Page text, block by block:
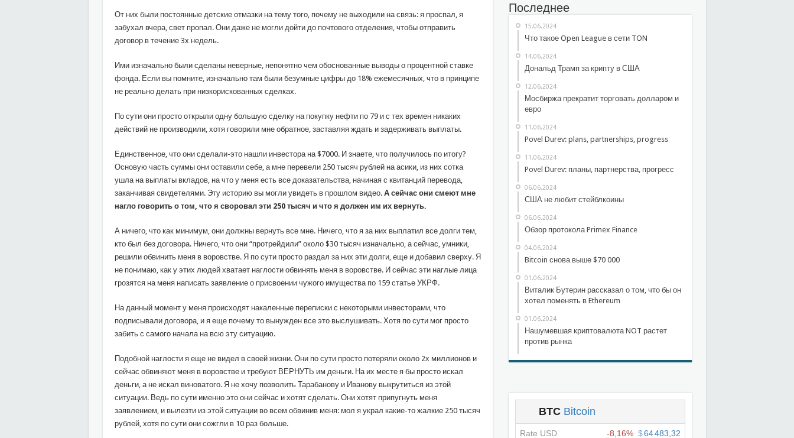
От них были постоянные детские отмазки на тему того, почему не выходили на связь: я проспал, я
забухал вчера, свет пропал. Они даже не могли дойти до почтового отделения, чтобы отправить
договор в течение 3х недель.
Ими изначально были сделаны неверные, непонятно чем обоснованные выводы о процентной ставке
фонда. Если вы помните, изначально там были безумные цифры до 18% ежемесячных, что в принципе
не реально делать при низкорискованных сделках.
По сути они просто открыли одну большую сделку на покупку нефти по 79 и с тех времен никаких
действий не производили, хотя говорили мне обратное, заставляя ждать и задерживать выплаты.
Единственное, что они сделали-это нашли инвестора на $7000. И знаете, что получилось по итогу?
Основую часть суммы они оставили себе, а мне перевели 250 тысяч рублей на асики, из них сотка
ушла на выплаты вкладов, на что у меня есть все доказательства, начиная с квитанций перевода,
заканчивая свидетелями. Эту историю вы могли увидеть в прошлом видео. А сейчас они смеют мне
нагло говорить о том, что я своровал эти 250 тысяч и что я должен им их вернуть.
А ничего, что как минимум, они должны вернуть все мне. Ничего, что я за них выплатил все долги тем,
кто был без договора. Ничего, что они “протрейдили” около $30 тысяч изначально, а сейчас, умники,
решили обвинить меня в воровстве. Я по сути просто раздал за них эти долги, еще и добавил сверху. Я
не понимаю, как у этих людей хватает наглости обвинять меня в воровстве. И сейчас эти наглые лица
грозятся на меня написать заявление о присвоении чужого имущества по 159 статье УКРФ.
На данный момент у меня происходят накаленные переписки с некоторыми инвесторами, что
подписывали договора, и я еще почему то вынужден все это выслушивать. Хотя по сути мог просто
забить с самого начала на всю эту ситуацию.
Подобной наглости я еще не видел в своей жизни. Они по сути просто потеряли около 2х миллионов и
сейчас обвиняют меня в воровстве и требуют ВЕРНУТЬ им деньги. На их месте я бы просто искал
деньги, а не искал виноватого. Я не хочу позволить Тарабанову и Иванову выкрутиться из этой
ситуации. Ведь по сути именно это они сейчас и хотят сделать. Они хотят припугнуть меня
заявлением, и вылезти из этой ситуации во всем обвинив меня: мол я украл какие-то жалкие 250 тысяч
рублей, хотя по сути они сожгли в 10 раз больше.
Последнее
15.06.2024
Что такое Open League в сети TON
14.06.2024
Дональд Трамп за крипту в США
12.06.2024
Мосбиржа прекратит торговать долларом и
евро
11.06.2024
Povel Durev: plans, partnerships, progress
11.06.2024
Povel Durev: планы, партнерства, прогресс
06.06.2024
США не любит стейблкоины
06.06.2024
Обзор протокола Primex Finance
04.06.2024
Bitcoin снова выше $70 000
01.06.2024
Виталик Бутерин рассказал о том, что бы он
хотел поменять в Ethereum
01.06.2024
Нашумевшая криптовалюта NOT растет
против рынка